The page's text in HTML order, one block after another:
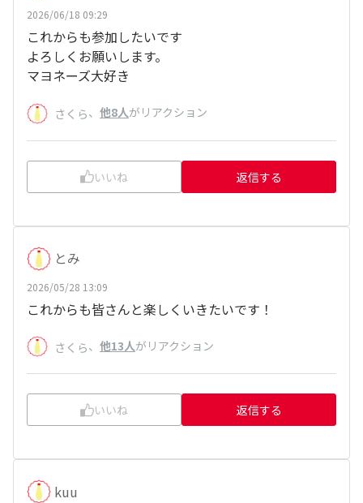
2026/06/18 09:29
これからも参加したいです
よろしくお願いします。
マヨネーズ大好き
さくら、 他8人がリアクション
いいね 返信する
とみ
2026/05/28 13:09
これからも皆さんと楽しくいきたいです！
さくら、 他13人がリアクション
いいね 返信する
kuu